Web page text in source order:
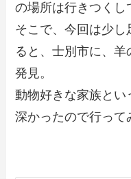
の場所は行きつくし
そこで、今回は少
ると、士別市に、
発見。
動物好きな家族とい
深かったので行って